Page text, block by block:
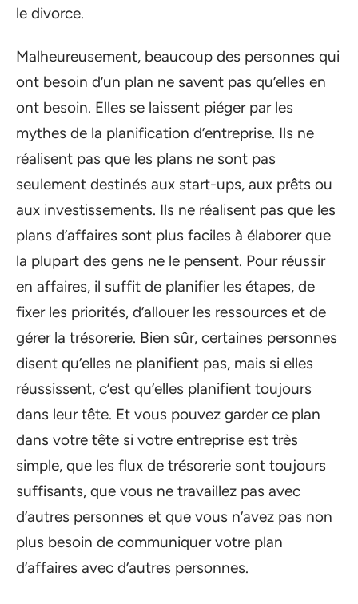
le divorce.
Malheureusement, beaucoup des personnes qui
ont besoin d’un plan ne savent pas qu’elles en
ont besoin. Elles se laissent piéger par les
mythes de la planification d’entreprise. Ils ne
réalisent pas que les plans ne sont pas
seulement destinés aux start-ups, aux prêts ou
aux investissements. Ils ne réalisent pas que les
plans d’affaires sont plus faciles à élaborer que
la plupart des gens ne le pensent. Pour réussir
en affaires, il suffit de planifier les étapes, de
fixer les priorités, d’allouer les ressources et de
gérer la trésorerie. Bien sûr, certaines personnes
disent qu’elles ne planifient pas, mais si elles
réussissent, c’est qu’elles planifient toujours
dans leur tête. Et vous pouvez garder ce plan
dans votre tête si votre entreprise est très
simple, que les flux de trésorerie sont toujours
suffisants, que vous ne travaillez pas avec
d’autres personnes et que vous n’avez pas non
plus besoin de communiquer votre plan
d’affaires avec d’autres personnes.